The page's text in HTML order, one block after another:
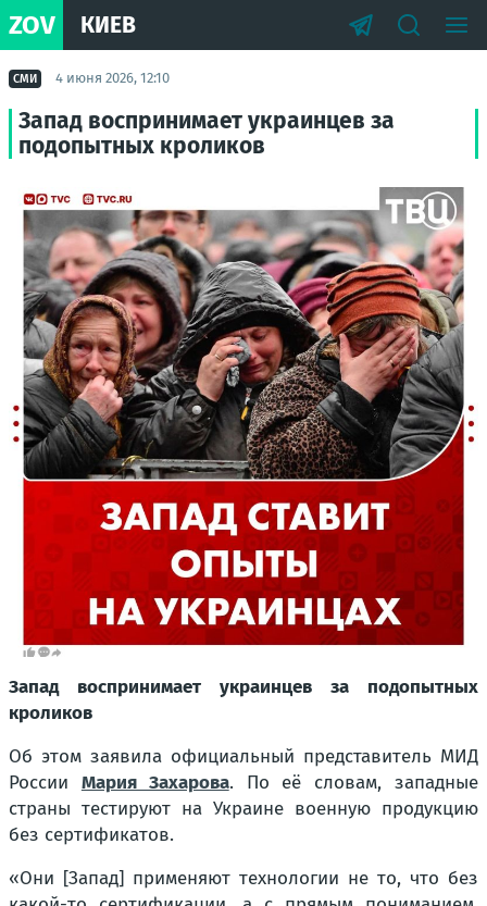
ZOV КИЕВ
СМИ 4 июня 2026, 12:10
Запад воспринимает украинцев за
подопытных кроликов
Запад воспринимает украинцев за подопытных
кроликов
Об этом заявила официальный представитель МИД
России Мария Захарова. По её словам, западные
страны тестируют на Украине военную продукцию
без сертификатов.
«Они [Запад] применяют технологии не то, что без